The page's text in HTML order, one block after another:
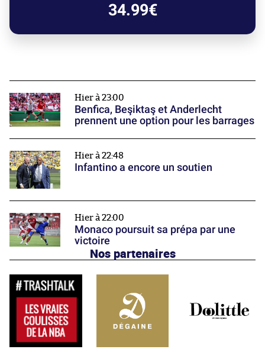
34.99€
Hier à 23:00
Benfica, Beşiktaş et Anderlecht
prennent une option pour les barrages
Hier à 22:48
Infantino a encore un soutien
Hier à 22:00
Monaco poursuit sa prépa par une
victoire
Nos partenaires